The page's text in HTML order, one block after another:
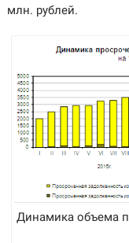
млн. рублей.
Динамика объема